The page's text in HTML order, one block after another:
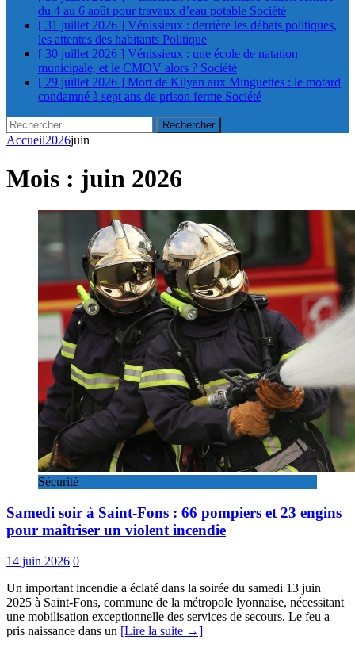
du 4 au 6 août pour travaux d’eau potable Société
[ 31 juillet 2026 ] Vénissieux : derrière les débats politiques,
les attentes des habitants Politique
[ 30 juillet 2026 ] Vénissieux : une école de natation
municipale, et le CMOV alors ? Société
[ 29 juillet 2026 ] Mort de Kilyan aux Minguettes : le motard
condamné à sept ans de prison ferme Société
Rechercher :
Accueil2026juin
Mois : juin 2026
Sécurité
Samedi soir à Saint-Fons : 66 pompiers et 23 engins
pour maîtriser un violent incendie
14 juin 2026 0
Un important incendie a éclaté dans la soirée du samedi 13 juin
2025 à Saint-Fons, commune de la métropole lyonnaise, nécessitant
une mobilisation exceptionnelle des services de secours. Le feu a
pris naissance dans un [Lire la suite →]